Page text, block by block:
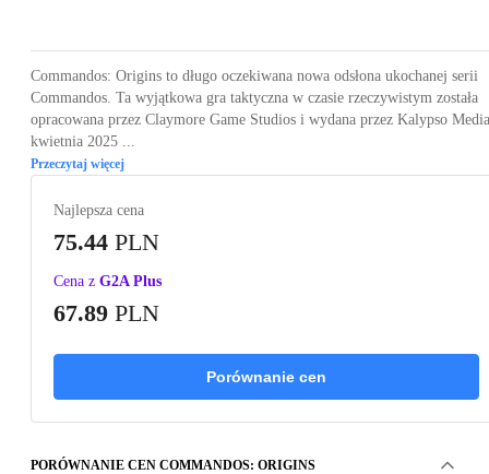
Commandos: Origins to długo oczekiwana nowa odsłona ukochanej serii
Commandos. Ta wyjątkowa gra taktyczna w czasie rzeczywistym została
opracowana przez Claymore Game Studios i wydana przez Kalypso
kwietnia 2025 ...
Przeczytaj więcej
Najlepsza cena
75.44 PLN
Cena z G2A Plus
67.89 PLN
Porównanie cen
PORÓWNANIE CEN COMMANDOS: ORIGINS